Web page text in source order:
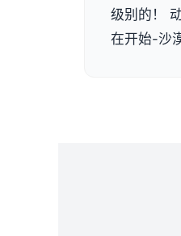
级别的！
在开始-沙